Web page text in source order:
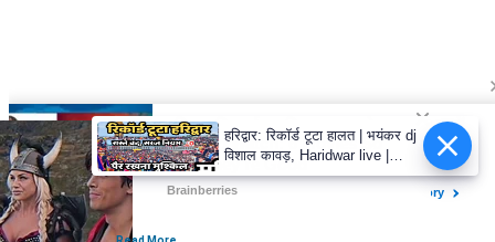
हरिद्वार: रिकॉर्ड टूटा हालत | भयंकर dj
विशाल कावड़, Haridwar live |
Kawad mela haridwar,Har ki
paudi